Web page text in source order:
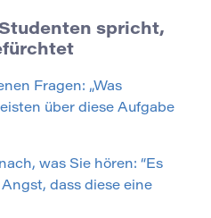
spricht,
Fragen: „Was
über diese Aufgabe
was Sie hören: “Es
dass diese eine